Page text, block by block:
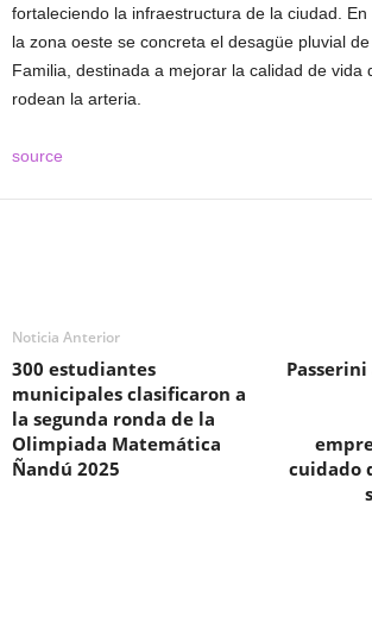
fortaleciendo la infraestructura de la ciudad.
la zona oeste se concreta el desagüe pluvial
Familia, destinada a mejorar la calidad de vida
rodean la arteria.
source
Noticia Anterior
300 estudiantes
municipales clasificaron a
la segunda ronda de la
Olimpiada Matemática
Ñandú 2025
cuidado